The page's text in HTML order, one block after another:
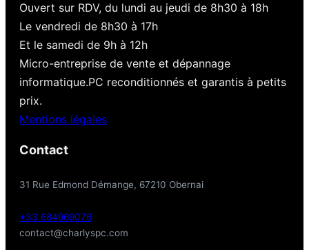
Ouvert sur RDV, du lundi au jeudi de 8h30 à 18h
Le vendredi de 8h30 à 17h
Et le samedi de 9h à 12h
Micro-entreprise de vente et dépannage
informatique.PC reconditionnés et garantis à petits
prix.
Mentions légales
Contact
31 Rue Edmond Démange, 67210 Obernai
+33 684969076
contact@charlyspc.com